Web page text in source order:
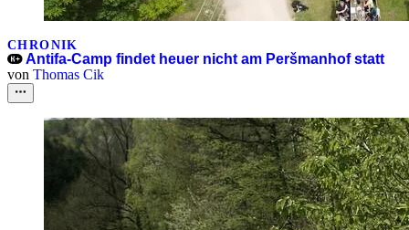
CHRONIK
Antifa-Camp findet heuer nicht am Peršmanhof statt
von Thomas Cik